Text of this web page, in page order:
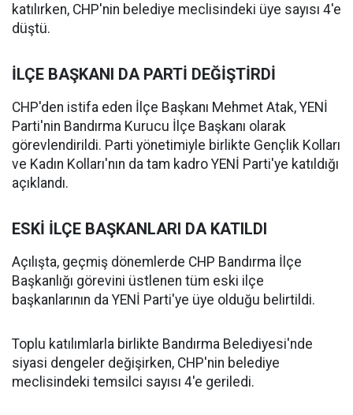
katılırken, CHP'nin belediye meclisindeki üye sayısı 4'e
düştü.
İLÇE BAŞKANI DA PARTİ DEĞİŞTİRDİ
CHP'den istifa eden İlçe Başkanı Mehmet Atak, YENİ
Parti'nin Bandırma Kurucu İlçe Başkanı olarak
görevlendirildi. Parti yönetimiyle birlikte Gençlik Kolları
ve Kadın Kolları'nın da tam kadro YENİ Parti'ye katıldığı
açıklandı.
ESKİ İLÇE BAŞKANLARI DA KATILDI
Açılışta, geçmiş dönemlerde CHP Bandırma İlçe
Başkanlığı görevini üstlenen tüm eski ilçe
başkanlarının da YENİ Parti'ye üye olduğu belirtildi.
Toplu katılımlarla birlikte Bandırma Belediyesi'nde
siyasi dengeler değişirken, CHP'nin belediye
meclisindeki temsilci sayısı 4'e geriledi.